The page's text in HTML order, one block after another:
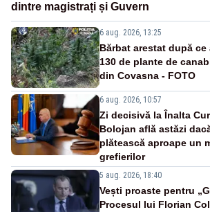
dintre magistrați și Guvern
6 aug. 2026, 13:25
Bărbat arestat după
130 de plante de
din Covasna - FOTO
6 aug. 2026, 10:57
Zi decisivă la Înalta
Bolojan află astăzi
plătească aproape un
grefierilor
5 aug. 2026, 18:40
Vești proaste pentru
Procesul lui Florian